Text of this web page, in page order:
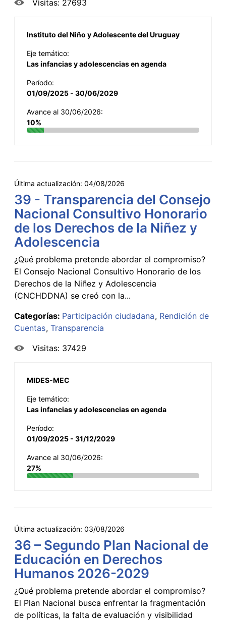
Visitas: 27693
Instituto del Niño y Adolescente del Uruguay
Eje temático:
Las infancias y adolescencias en agenda
Período:
01/09/2025 - 30/06/2029
Avance al 30/06/2026:
10%
Última actualización: 04/08/2026
39 - Transparencia del Consejo
Nacional Consultivo Honorario
de los Derechos de la Niñez y
Adolescencia
¿Qué problema pretende abordar el compromiso?
El Consejo Nacional Consultivo Honorario de los
Derechos de la Niñez y Adolescencia
(CNCHDDNA) se creó con la...
Categorías: Participación ciudadana Rendición de
Cuentas Transparencia
Visitas: 37429
MIDES-MEC
Eje temático:
Las infancias y adolescencias en agenda
Período:
01/09/2025 - 31/12/2029
Avance al 30/06/2026:
27%
Última actualización: 03/08/2026
36 – Segundo Plan Nacional de
Educación en Derechos
Humanos 2026-2029
¿Qué problema pretende abordar el compromiso?
El Plan Nacional busca enfrentar la fragmentación
de políticas, la falta de evaluación y visibilidad